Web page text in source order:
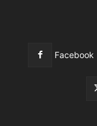
Facebook